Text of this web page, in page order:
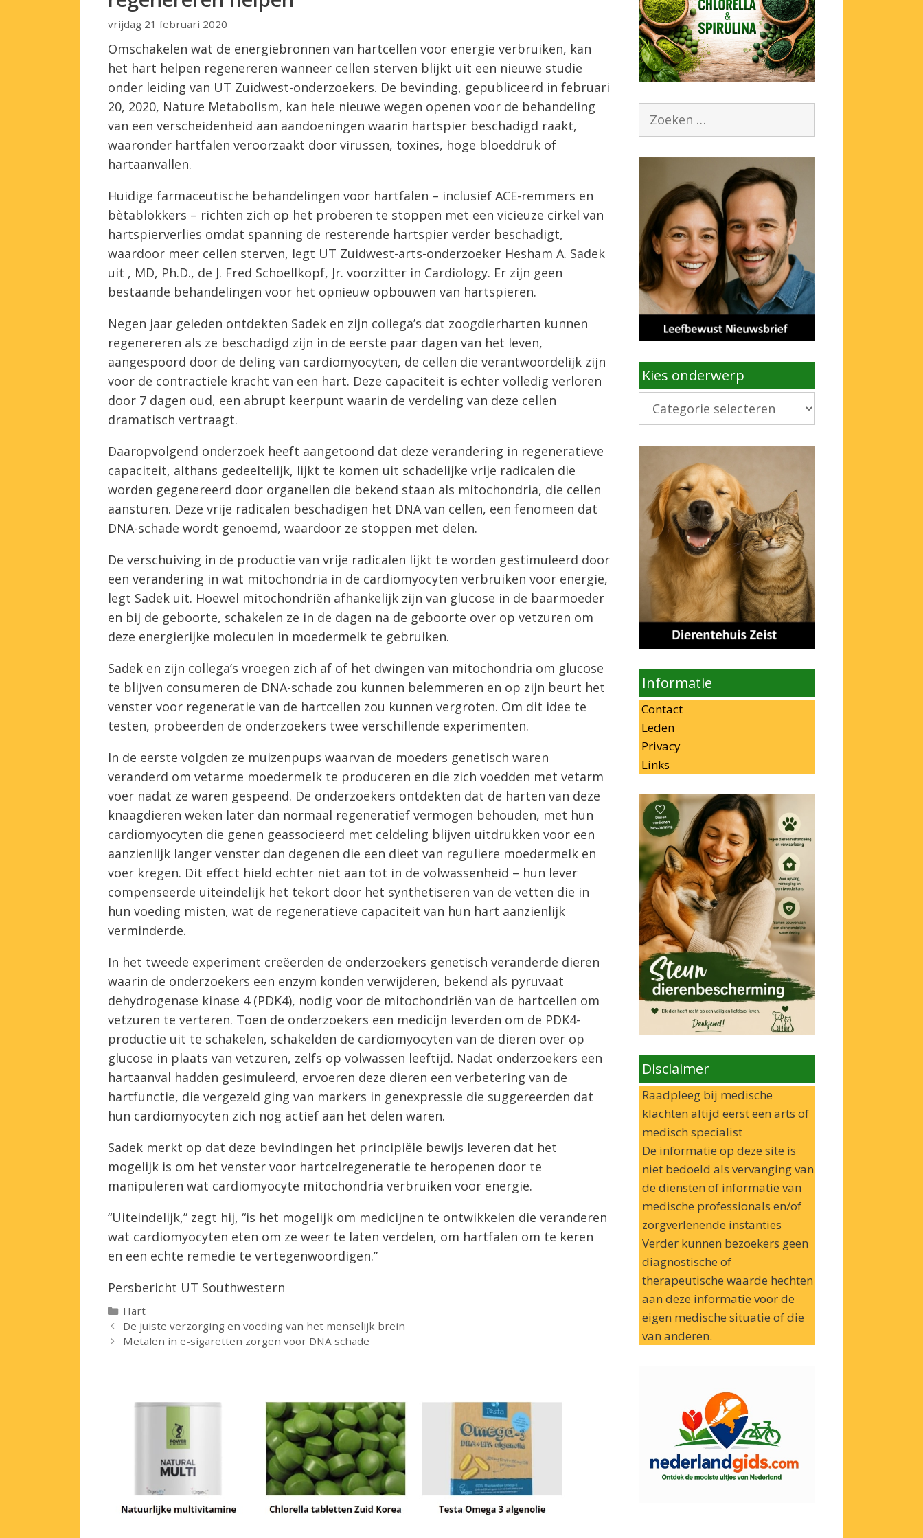
vrijdag 21 februari 2020
Omschakelen wat de energiebronnen van hartcellen voor energie verbruiken, kan
het hart helpen regenereren wanneer cellen sterven blijkt uit een nieuwe studie
onder leiding van UT Zuidwest-onderzoekers. De bevinding, gepubliceerd in februari
20, 2020, Nature Metabolism, kan hele nieuwe wegen openen voor de behandeling
van een verscheidenheid aan aandoeningen waarin hartspier beschadigd raakt,
waaronder hartfalen veroorzaakt door virussen, toxines, hoge bloeddruk of
hartaanvallen.
Huidige farmaceutische behandelingen voor hartfalen – inclusief ACE-remmers en
bètablokkers – richten zich op het proberen te stoppen met een vicieuze cirkel van
hartspierverlies omdat spanning de resterende hartspier verder beschadigt,
waardoor meer cellen sterven, legt UT Zuidwest-arts-onderzoeker Hesham A. Sadek
uit , MD, Ph.D., de J. Fred Schoellkopf, Jr. voorzitter in Cardiology. Er zijn geen
bestaande behandelingen voor het opnieuw opbouwen van hartspieren.
Negen jaar geleden ontdekten Sadek en zijn collega’s dat zoogdierharten kunnen
regenereren als ze beschadigd zijn in de eerste paar dagen van het leven,
aangespoord door de deling van cardiomyocyten, de cellen die verantwoordelijk zijn
voor de contractiele kracht van een hart. Deze capaciteit is echter volledig verloren
door 7 dagen oud, een abrupt keerpunt waarin de verdeling van deze cellen
dramatisch vertraagt.
Daaropvolgend onderzoek heeft aangetoond dat deze verandering in regeneratieve
capaciteit, althans gedeeltelijk, lijkt te komen uit schadelijke vrije radicalen die
worden gegenereerd door organellen die bekend staan ​​als mitochondria, die cellen
aansturen. Deze vrije radicalen beschadigen het DNA van cellen, een fenomeen dat
DNA-schade wordt genoemd, waardoor ze stoppen met delen.
De verschuiving in de productie van vrije radicalen lijkt te worden gestimuleerd door
een verandering in wat mitochondria in de cardiomyocyten verbruiken voor energie,
legt Sadek uit. Hoewel mitochondriën afhankelijk zijn van glucose in de baarmoeder
en bij de geboorte, schakelen ze in de dagen na de geboorte over op vetzuren om
deze energierijke moleculen in moedermelk te gebruiken.
Sadek en zijn collega’s vroegen zich af of het dwingen van mitochondria om glucose
te blijven consumeren de DNA-schade zou kunnen belemmeren en op zijn beurt het
venster voor regeneratie van de hartcellen zou kunnen vergroten. Om dit idee te
testen, probeerden de onderzoekers twee verschillende experimenten.
In de eerste volgden ze muizenpups waarvan de moeders genetisch waren
veranderd om vetarme moedermelk te produceren en die zich voedden met vetarm
voer nadat ze waren gespeend. De onderzoekers ontdekten dat de harten van deze
knaagdieren weken later dan normaal regeneratief vermogen behouden, met hun
cardiomyocyten die genen geassocieerd met celdeling blijven uitdrukken voor een
aanzienlijk langer venster dan degenen die een dieet van reguliere moedermelk en
voer kregen. Dit effect hield echter niet aan tot in de volwassenheid – hun lever
compenseerde uiteindelijk het tekort door het synthetiseren van de vetten die in
hun voeding misten, wat de regeneratieve capaciteit van hun hart aanzienlijk
verminderde.
In het tweede experiment creëerden de onderzoekers genetisch veranderde dieren
waarin de onderzoekers een enzym konden verwijderen, bekend als pyruvaat
dehydrogenase kinase 4 (PDK4), nodig voor de mitochondriën van de hartcellen om
vetzuren te verteren. Toen de onderzoekers een medicijn leverden om de PDK4-
productie uit te schakelen, schakelden de cardiomyocyten van de dieren over op
glucose in plaats van vetzuren, zelfs op volwassen leeftijd. Nadat onderzoekers een
hartaanval hadden gesimuleerd, ervoeren deze dieren een verbetering van de
hartfunctie, die vergezeld ging van markers in genexpressie die suggereerden dat
hun cardiomyocyten zich nog actief aan het delen waren.
Sadek merkt op dat deze bevindingen het principiële bewijs leveren dat het
mogelijk is om het venster voor hartcelregeneratie te heropenen door te
manipuleren wat cardiomyocyte mitochondria verbruiken voor energie.
“Uiteindelijk,” zegt hij, “is het mogelijk om medicijnen te ontwikkelen die veranderen
wat cardiomyocyten eten om ze weer te laten verdelen, om hartfalen om te keren
en een echte remedie te vertegenwoordigen.”
Persbericht UT Southwestern
Categorieën
Hart
De juiste verzorging en voeding van het menselijk brein
Metalen in e-sigaretten zorgen voor DNA schade
Zoek
Kies onderwerp
Kies
onderwerp
Informatie
Contact
Leden
Privacy
Links
Disclaimer
Raadpleeg bij medische
klachten altijd eerst een arts of
medisch specialist
De informatie op deze site is
niet bedoeld als vervanging van
de diensten of informatie van
medische professionals en/of
zorgverlenende instanties
Verder kunnen bezoekers geen
diagnostische of
therapeutische waarde hechten
aan deze informatie voor de
eigen medische situatie of die
van anderen.